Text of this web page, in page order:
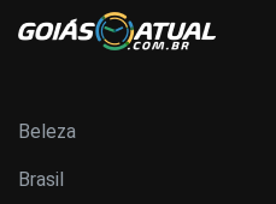
Beleza
Brasil